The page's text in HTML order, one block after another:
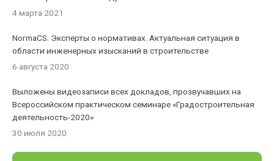
4 марта 2021
NormaCS. Эксперты о нормативах. Актуальная ситуация в
области инженерных изысканий в строительстве
6 августа 2020
Выложены видеозаписи всех докладов, прозвучавших на
Всероссийском практическом семинаре «Градостроительная
деятельность-2020»
30 июля 2020